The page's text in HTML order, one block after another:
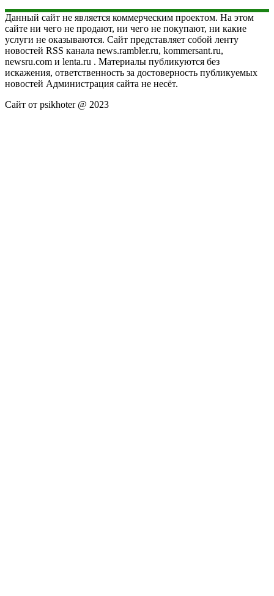
Данный сайт не является коммерческим проектом. На этом
сайте ни чего не продают, ни чего не покупают, ни какие
услуги не оказываются. Сайт представляет собой ленту
новостей RSS канала news.rambler.ru, kommersant.ru,
newsru.com и lenta.ru . Материалы публикуются без
искажения, ответственность за достоверность публикуемых
новостей Администрация сайта не несёт.
Сайт от psikhoter @ 2023